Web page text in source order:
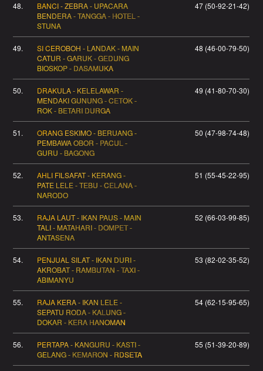
48.
BANCI - ZEBRA - UPACARA
BENDERA - TANGGA - HOTEL -
STUNA
47 (50-92-21-42)
49.
SI CEROBOH - LANDAK - MAIN
CATUR - GARUK - GEDUNG
BIOSKOP - DASAMUKA
48 (46-00-79-50)
50.
DRAKULA - KELELAWAR -
MENDAKI GUNUNG - CETOK -
ROK - BETARI DURGA
49 (41-80-70-30)
51.
ORANG ESKIMO - BERUANG -
PEMBAWA OBOR - PACUL -
GURU - BAGONG
50 (47-98-74-48)
52.
AHLI FILSAFAT - KERANG -
PATE LELE - TEBU - CELANA -
NARODO
51 (55-45-22-95)
53.
RAJA LAUT - IKAN PAUS - MAIN
TALI - MATAHARI - DOMPET -
ANTASENA
52 (66-03-99-85)
54.
PENJUAL SILAT - IKAN DURI -
AKROBAT - RAMBUTAN - TAXI -
ABIMANYU
53 (82-02-35-52)
55.
RAJA KERA - IKAN LELE -
SEPATU RODA - KALUNG -
DOKAR - KERA HANOMAN
54 (62-15-95-65)
56.
PERTAPA - KANGURU - KASTI -
GELANG - KEMARON - RDSETA
55 (51-39-20-89)